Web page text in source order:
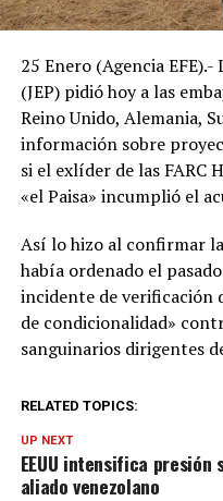
25 Enero (Agencia
(JEP) pidió hoy a las
Reino Unido, Alemania,
información sobre
si el exlíder de las FARC
«el Paisa» incumplió el
Así lo hizo al confirmar
había ordenado el
incidente de verificación
de condicionalidad»
sanguinarios dirigentes
RELATED TOPICS:
UP NEXT
EEUU intensifica presión
aliado venezolano